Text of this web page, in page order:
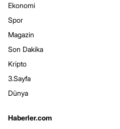
Ekonomi
Spor
Magazin
Son Dakika
Kripto
3.Sayfa
Dünya
Haberler.com